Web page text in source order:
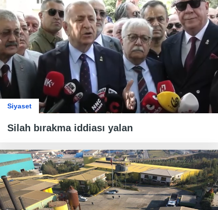
Siyaset
Silah bırakma iddiası yalan